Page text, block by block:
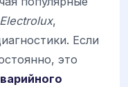
Electrolux,
Если
это